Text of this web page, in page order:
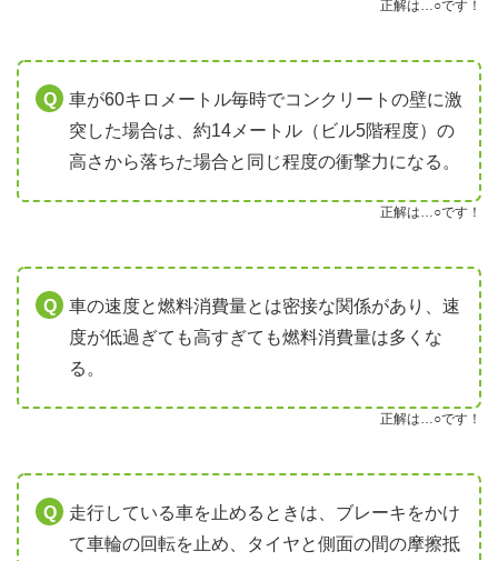
正解は…○です！
車が60キロメートル毎時でコンクリートの壁に激
突した場合は、約14メートル（ビル5階程度）の
高さから落ちた場合と同じ程度の衝撃力になる。
正解は…○です！
車の速度と燃料消費量とは密接な関係があり、速
度が低過ぎても高すぎても燃料消費量は多くな
る。
正解は…○です！
走行している車を止めるときは、ブレーキをかけ
て車輪の回転を止め、タイヤと側面の間の摩擦抵